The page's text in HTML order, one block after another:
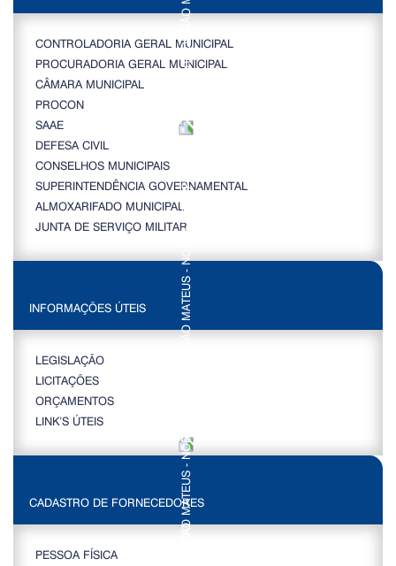
CONTROLADORIA GERAL MUNICIPAL
PROCURADORIA GERAL MUNICIPAL
CÂMARA MUNICIPAL
PROCON
SAAE
DEFESA CIVIL
CONSELHOS MUNICIPAIS
SUPERINTENDÊNCIA GOVERNAMENTAL
ALMOXARIFADO MUNICIPAL
JUNTA DE SERVIÇO MILITAR
INFORMAÇÕES ÚTEIS
LEGISLAÇÃO
LICITAÇÕES
ORÇAMENTOS
LINK’S ÚTEIS
CADASTRO DE FORNECEDORES
PESSOA FÍSICA